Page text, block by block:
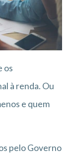
os
à renda. Ou
e quem
pelo Governo